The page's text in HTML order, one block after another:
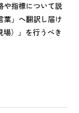
や指標について説
葉」へ翻訳し届け
場）」を行うべき